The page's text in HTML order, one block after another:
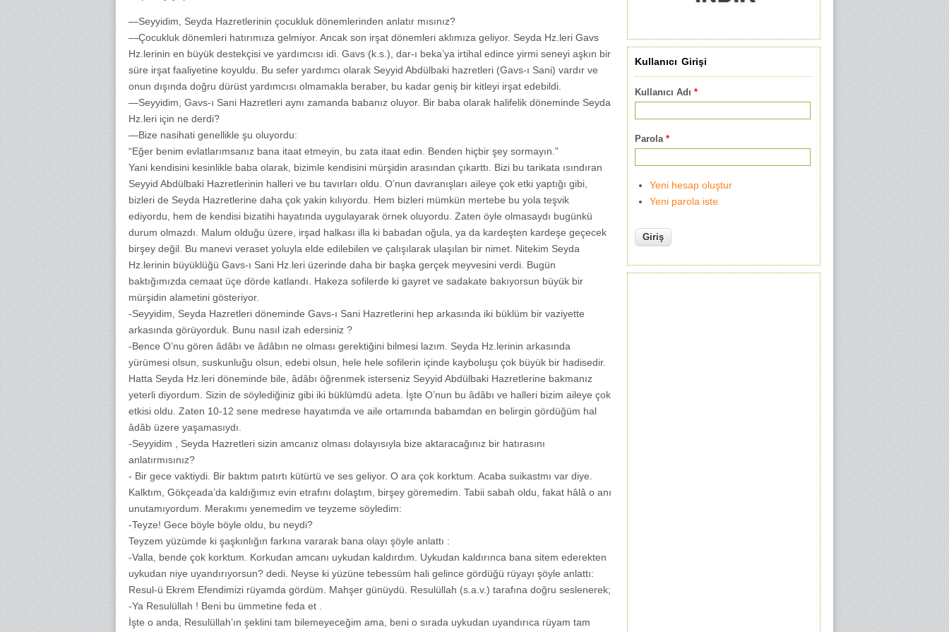
—Seyyidim, Seyda Hazretlerinin çocukluk dönemlerinden anlatır mısınız?
—Çocukluk dönemleri hatırımıza gelmiyor. Ancak son irşat dönemleri aklımıza geliyor. Seyda Hz.leri Gavs
Hz.lerinin en büyük destekçisi ve yardımcısı idi. Gavs (k.s.), dar-ı beka’ya irtihal edince yirmi seneyi aşkın bir
süre irşat faaliyetine koyuldu. Bu sefer yardımcı olarak Seyyid Abdülbaki hazretleri (Gavs-ı Sani) vardır ve
onun dışında doğru dürüst yardımcısı olmamakla beraber, bu kadar geniş bir kitleyi irşat edebildi.
—Seyyidim, Gavs-ı Sani Hazretleri aynı zamanda babanız oluyor. Bir baba olarak halifelik döneminde Seyda
Hz.leri için ne derdi?
—Bize nasihati genellikle şu oluyordu:
“Eğer benim evlatlarımsanız bana itaat etmeyin, bu zata itaat edin. Benden hiçbir şey sormayın.”
Yani kendisini kesinlikle baba olarak, bizimle kendisini mürşidin arasından çıkarttı. Bizi bu tarikata ısındıran
Seyyid Abdülbaki Hazretlerinin halleri ve bu tavırları oldu. O’nun davranışları aileye çok etki yaptığı gibi,
bizleri de Seyda Hazretlerine daha çok yakin kılıyordu. Hem bizleri mümkün mertebe bu yola teşvik
ediyordu, hem de kendisi bizatihi hayatında uygulayarak örnek oluyordu. Zaten öyle olmasaydı bugünkü
durum olmazdı. Malum olduğu üzere, irşad halkası illa ki babadan oğula, ya da kardeşten kardeşe geçecek
birşey değil. Bu manevi veraset yoluyla elde edilebilen ve çalışılarak ulaşılan bir nimet. Nitekim Seyda
Hz.lerinin büyüklüğü Gavs-ı Sani Hz.leri üzerinde daha bir başka gerçek meyvesini verdi. Bugün
baktığımızda cemaat üçe dörde katlandı. Hakeza sofilerde ki gayret ve sadakate bakıyorsun büyük bir
mürşidin alametini gösteriyor.
-Seyyidim, Seyda Hazretleri döneminde Gavs-ı Sani Hazretlerini hep arkasında iki büklüm bir vaziyette
arkasında görüyorduk. Bunu nasıl izah edersiniz ?
-Bence O’nu gören âdâbı ve âdâbın ne olması gerektiğini bilmesi lazım. Seyda Hz.lerinin arkasında
yürümesi olsun, suskunluğu olsun, edebi olsun, hele hele sofilerin içinde kayboluşu çok büyük bir hadisedir.
Hatta Seyda Hz.leri döneminde bile, âdâbı öğrenmek isterseniz Seyyid Abdülbaki Hazretlerine bakmanız
yeterli diyordum. Sizin de söylediğiniz gibi iki büklümdü adeta. İşte O’nun bu âdâbı ve halleri bizim aileye çok
etkisi oldu. Zaten 10-12 sene medrese hayatımda ve aile ortamında babamdan en belirgin gördüğüm hal
âdâb üzere yaşamasıydı.
-Seyyidim , Seyda Hazretleri sizin amcanız olması dolayısıyla bize aktaracağınız bir hatırasını
anlatırmısınız?
- Bir gece vaktiydi. Bir baktım patırtı kütürtü ve ses geliyor. O ara çok korktum. Acaba suikastmı var diye.
Kalktım, Gökçeada’da kaldığımız evin etrafını dolaştım, birşey göremedim. Tabii sabah oldu, fakat hâlâ o anı
unutamıyordum. Merakımı yenemedim ve teyzeme söyledim:
-Teyze! Gece böyle böyle oldu, bu neydi?
Teyzem yüzümde ki şaşkınlığın farkına vararak bana olayı şöyle anlattı :
-Valla, bende çok korktum. Korkudan amcanı uykudan kaldırdım. Uykudan kaldırınca bana sitem ederekten
uykudan niye uyandırıyorsun? dedi. Neyse ki yüzüne tebessüm hali gelince gördüğü rüyayı şöyle anlattı:
Resul-ü Ekrem Efendimizi rüyamda gördüm. Mahşer günüydü. Resulüllah (s.a.v.) tarafına doğru seslenerek;
-Ya Resulüllah ! Beni bu ümmetine feda et .
İşte o anda, Resulüllah’ın şeklini tam bilemeyeceğim ama, beni o sırada uykudan uyandırıca rüyam tam
Kullanıcı Girişi
Kullanıcı Adı *
Parola *
Yeni hesap oluştur
Yeni parola iste